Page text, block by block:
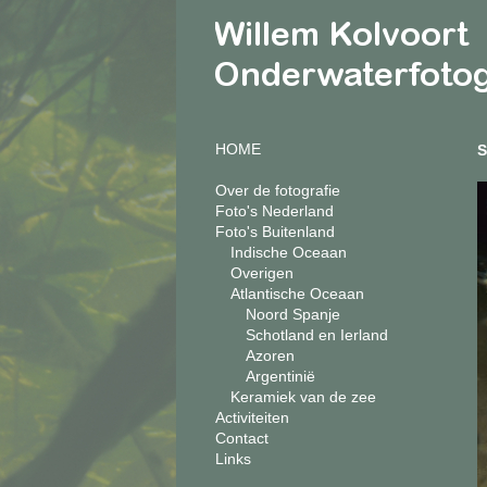
HOME
Over de fotografie
Foto's Nederland
Foto's Buitenland
Indische Oceaan
Overigen
Atlantische Oceaan
Noord Spanje
Schotland en Ierland
Azoren
Argentinië
Keramiek van de zee
Activiteiten
Contact
Links